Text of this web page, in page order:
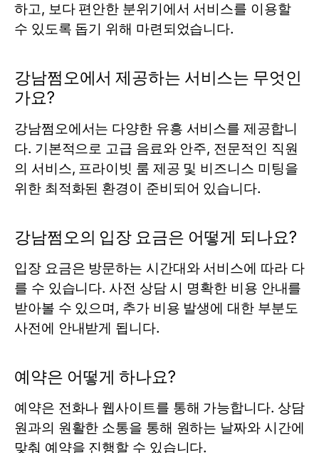
하고, 보다 편안한 분위기에서 서비스를 이용할
수 있도록 돕기 위해 마련되었습니다.
강남쩜오에서 제공하는 서비스는 무엇인
가요?
강남쩜오에서는 다양한 유흥 서비스를 제공합니
다. 기본적으로 고급 음료와 안주, 전문적인 직원
의 서비스, 프라이빗 룸 제공 및 비즈니스 미팅을
위한 최적화된 환경이 준비되어 있습니다.
강남쩜오의 입장 요금은 어떻게 되나요?
입장 요금은 방문하는 시간대와 서비스에 따라 다
를 수 있습니다. 사전 상담 시 명확한 비용 안내를
받아볼 수 있으며, 추가 비용 발생에 대한 부분도
사전에 안내받게 됩니다.
예약은 어떻게 하나요?
예약은 전화나 웹사이트를 통해 가능합니다. 상담
원과의 원활한 소통을 통해 원하는 날짜와 시간에
맞춰 예약을 진행할 수 있습니다.